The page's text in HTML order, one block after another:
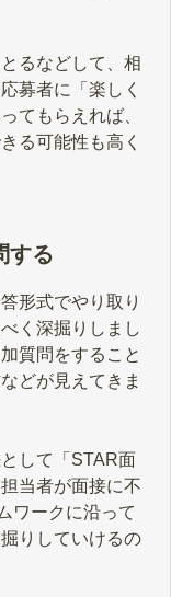
るなどして、相
募者に「楽しく
てもらえれば、
る可能性も高く
する
形式でやり取り
く深掘りしまし
質問をすること
どが見えてきま
して「STAR面
当者が面接に不
ワークに沿って
りしていけるの